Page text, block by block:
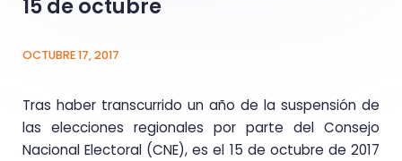
15 de octubre
OCTUBRE 17, 2017
Tras haber transcurrido un año de la suspensión de
las elecciones regionales por parte del Consejo
Nacional Electoral (CNE), es el 15 de octubre de 2017